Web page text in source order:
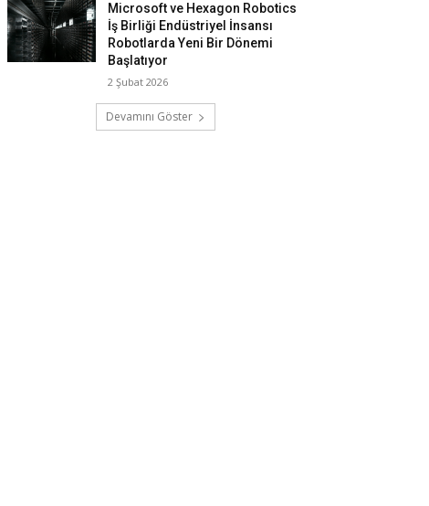
Microsoft ve Hexagon Robotics
İş Birliği Endüstriyel İnsansı
Robotlarda Yeni Bir Dönemi
Başlatıyor
2 Şubat 2026
Devamını Göster